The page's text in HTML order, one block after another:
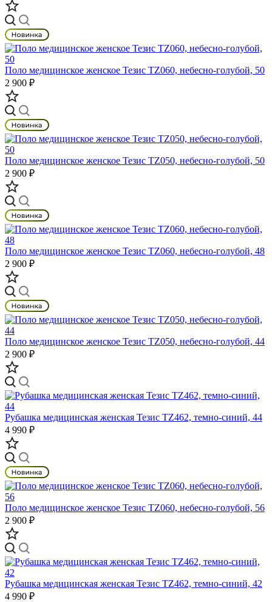
Поло медицинское женское Тезис TZ060, небесно-голубой, 50
2 900 ₽
Поло медицинское женское Тезис TZ050, небесно-голубой, 50
2 900 ₽
Поло медицинское женское Тезис TZ060, небесно-голубой, 48
2 900 ₽
Поло медицинское женское Тезис TZ050, небесно-голубой, 44
2 900 ₽
Рубашка медицинская женская Тезис TZ462, темно-синий, 44
4 990 ₽
Поло медицинское женское Тезис TZ060, небесно-голубой, 56
2 900 ₽
Рубашка медицинская женская Тезис TZ462, темно-синий, 42
4 990 ₽